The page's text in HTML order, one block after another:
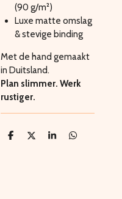
(90 g/m²)
Luxe matte omslag
& stevige binding
Met de hand gemaakt
in Duitsland.
Plan slimmer. Werk
rustiger.
D
D
S
D